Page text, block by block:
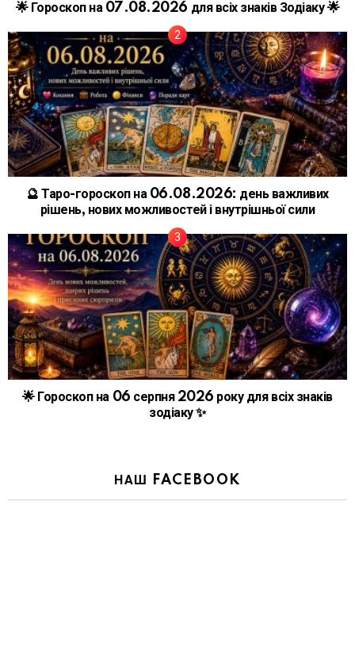
🌟 Гороскоп на 07.08.2026 для всіх знаків Зодіаку 🌟
🔮 Таро-гороскоп на 06.08.2026: день важливих
рішень, нових можливостей і внутрішньої сили
🌟 Гороскоп на 06 серпня 2026 року для всіх знаків
зодіаку ✨
НАШ FACEBOOK